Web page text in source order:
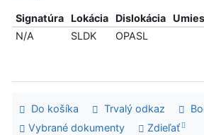
Signatúra Lokácia Dislokácia
N/A
SLDK OPASL
Do košíka Trvalý odkaz
Vybrané dokumenty
Zdieľať